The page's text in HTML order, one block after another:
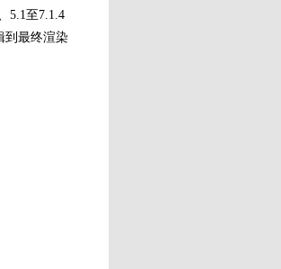
5.1至7.1.4
到最终渲染